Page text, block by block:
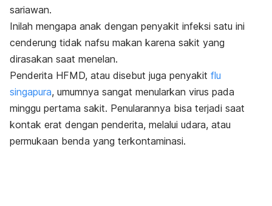
sariawan.
Inilah mengapa anak dengan penyakit infeksi satu ini
cenderung tidak nafsu makan karena sakit yang
dirasakan saat menelan.
Penderita HFMD, atau disebut juga penyakit flu
singapura, umumnya sangat menularkan virus pada
minggu pertama sakit. Penularannya bisa terjadi saat
kontak erat dengan penderita, melalui udara, atau
permukaan benda yang terkontaminasi.